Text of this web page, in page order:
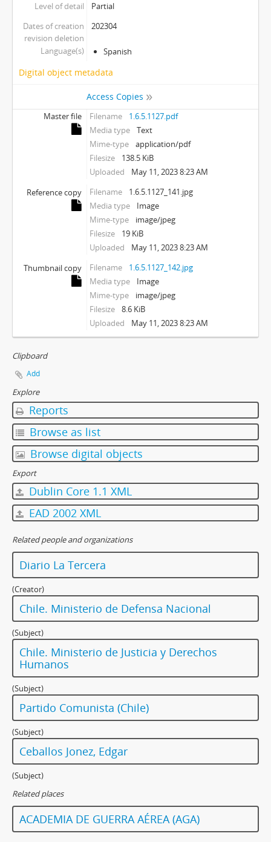
Level of detail
Partial
Dates of creation
revision deletion
202304
Language(s) Spanish
Digital object metadata
Access Copies
Master file Filename
1.6.5.1127.pdf
Media type
Text
Mime-type
application/pdf
Filesize
138.5 KiB
Uploaded
May 11, 2023 8:23 AM
Reference copy
Filename
1.6.5.1127_141.jpg
Media type
Image
Mime-type
image/jpeg
Filesize
19 KiB
Uploaded
May 11, 2023 8:23 AM
Thumbnail copy
Filename
1.6.5.1127_142.jpg
Media type
Image
Mime-type
image/jpeg
Filesize
8.6 KiB
Uploaded
May 11, 2023 8:23 AM
Clipboard
Add
Explore
Reports
Browse as list
Browse digital objects
Export
Dublin Core 1.1 XML
EAD 2002 XML
Related people and organizations
Diario La Tercera
(Creator)
Chile. Ministerio de Defensa Nacional
(Subject)
Chile. Ministerio de Justicia y Derechos
Humanos
(Subject)
Partido Comunista (Chile)
(Subject)
Ceballos Jonez, Edgar
(Subject)
Related places
ACADEMIA DE GUERRA AÉREA (AGA)